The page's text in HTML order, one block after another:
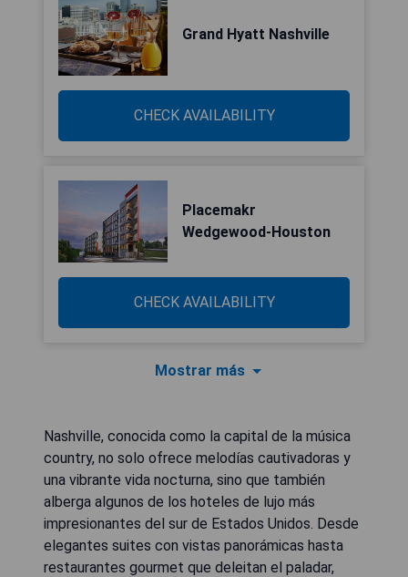
Grand Hyatt Nashville
CHECK AVAILABILITY
Placemakr
Wedgewood-Houston
CHECK AVAILABILITY
Mostrar más
Nashville, conocida como la capital de la música
country, no solo ofrece melodías cautivadoras y
una vibrante vida nocturna, sino que también
alberga algunos de los hoteles de lujo más
impresionantes del sur de Estados Unidos. Desde
elegantes suites con vistas panorámicas hasta
restaurantes gourmet que deleitan el paladar,